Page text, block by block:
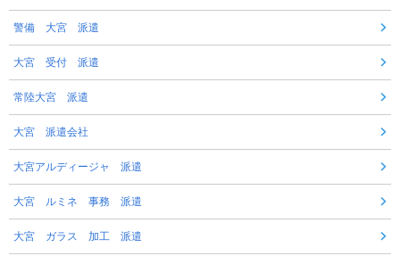
警備 大宮 派遣
大宮 受付 派遣
常陸大宮 派遣
大宮 派遣会社
大宮アルディージャ 派遣
大宮 ルミネ 事務 派遣
大宮 ガラス 加工 派遣